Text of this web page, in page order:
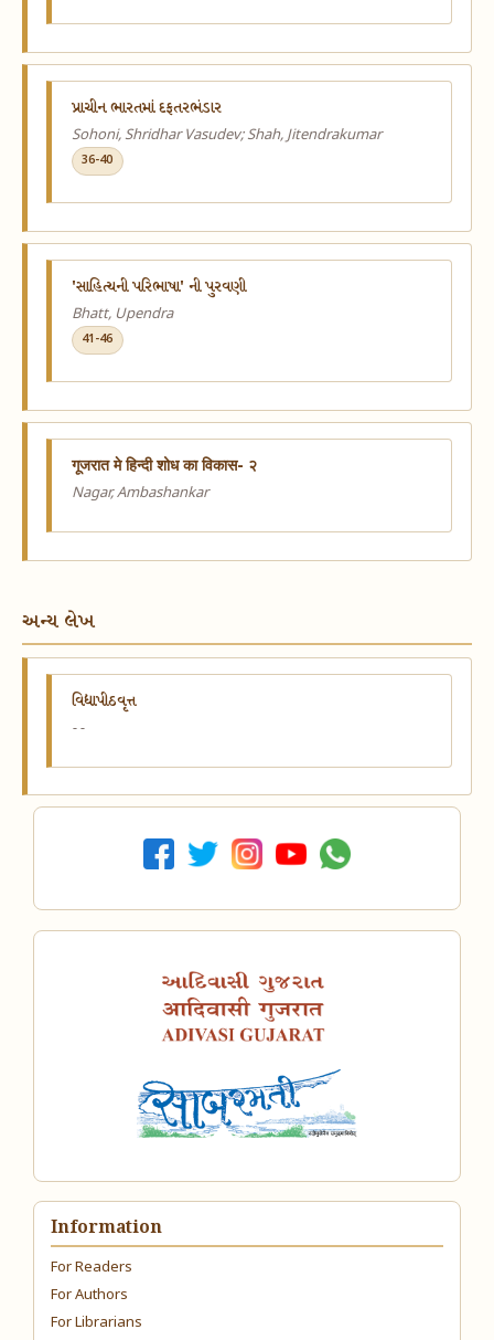
પ્રાચીન ભારતમાં દફતરભંડાર
Sohoni, Shridhar Vasudev; Shah, Jitendrakumar
36-40
'સાહિત્યની પરિભાષા' ની પુરવણી
Bhatt, Upendra
41-46
गूजरात मे हिन्दी शोध का विकास- २
Nagar, Ambashankar
અન્ય લેખ
વિદ્યાપીઠવૃત્ત
- -
Information
For Readers
For Authors
For Librarians